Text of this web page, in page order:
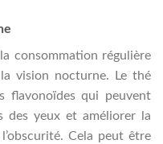
consommation régulière
vision nocturne. Le thé
flavonoïdes qui peuvent
des yeux et améliorer la
Cela peut être